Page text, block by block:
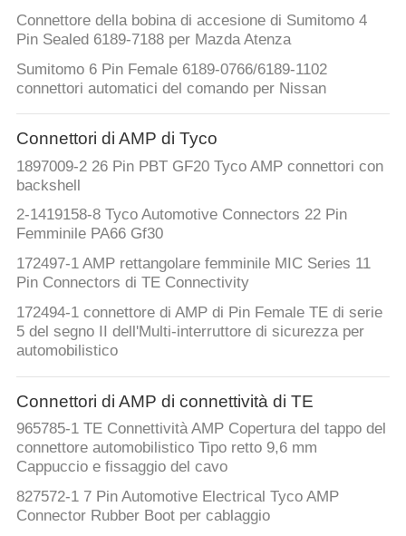
Connettore della bobina di accesione di Sumitomo 4
Pin Sealed 6189-7188 per Mazda Atenza
Sumitomo 6 Pin Female 6189-0766/6189-1102
connettori automatici del comando per Nissan
Connettori di AMP di Tyco
1897009-2 26 Pin PBT GF20 Tyco AMP connettori con
backshell
2-1419158-8 Tyco Automotive Connectors 22 Pin
Femminile PA66 Gf30
172497-1 AMP rettangolare femminile MIC Series 11
Pin Connectors di TE Connectivity
172494-1 connettore di AMP di Pin Female TE di serie
5 del segno II dell'Multi-interruttore di sicurezza per
automobilistico
Connettori di AMP di connettività di TE
965785-1 TE Connettività AMP Copertura del tappo del
connettore automobilistico Tipo retto 9,6 mm
Cappuccio e fissaggio del cavo
827572-1 7 Pin Automotive Electrical Tyco AMP
Connector Rubber Boot per cablaggio